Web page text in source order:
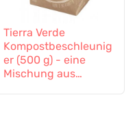
Tierra Verde
Kompostbeschleunig
er (500 g) - eine
Mischung aus